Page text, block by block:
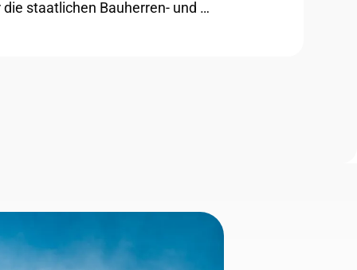
staatlichen Bauherren- und …